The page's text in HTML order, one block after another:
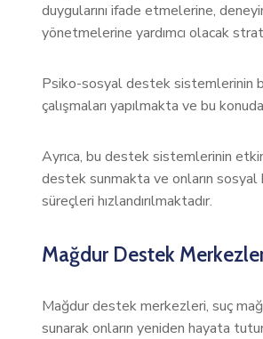
duygularını ifade etmelerine,
yönetmelerine yardımcı olacak
Psiko-sosyal destek sistemlerinin
çalışmaları yapılmakta ve bu
Ayrıca, bu destek sistemlerinin
destek sunmakta ve onların sosyal
süreçleri hızlandırılmaktadır.
Mağdur Destek
Mağdur destek merkezleri, suç
sunarak onların yeniden hayata